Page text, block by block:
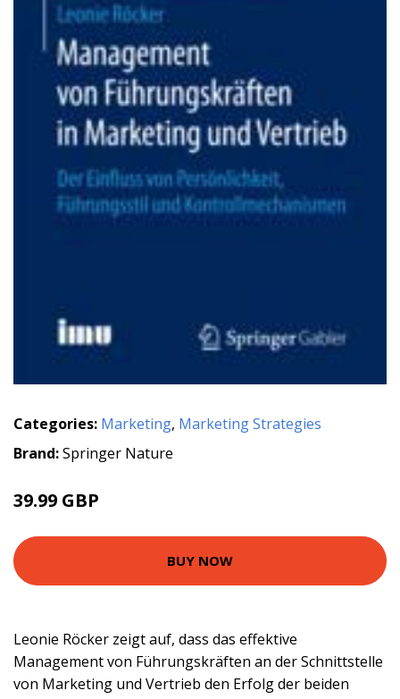
Categories: Marketing, Marketing Strategies
Brand:Springer Nature
39.99 GBP
BUY NOW
Leonie Röcker zeigt auf, dass das effektive
Management von Führungskräften an der Schnittstelle
von Marketing und Vertrieb den Erfolg der beiden